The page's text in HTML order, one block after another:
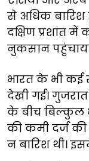
से अधिक बारिश
दक्षिण प्रशांत
नुकसान
भारत के भी कई
देखी गई।
के बीच बिल्कुल
की कमी दर्ज की
न बारिश थी।